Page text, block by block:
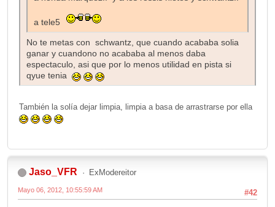
a tele5
No te metas con schwantz, que cuando acababa solia
ganar y cuandono no acababa al menos daba
espectaculo, asi que por lo menos utilidad en pista si
qyue tenia
También la solía dejar limpia, limpia a basa de arrastrarse por ella
Jaso_VFR ExModereitor
#42
Mayo 06, 2012, 10:55:59 AM